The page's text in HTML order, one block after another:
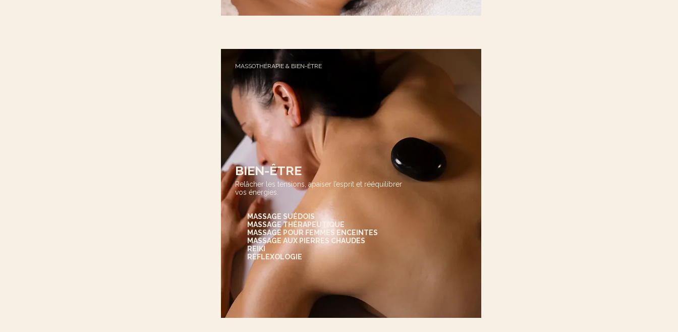
MASSOTHÉRAPIE & BIEN-ÊTRE
BIEN-ÊTRE
Relâcher les tensions, apaiser l’esprit et rééquilibrer
vos énergies.​
MASSAGE SUÉDOIS
MASSAGE THÉRAPEUTIQUE
MASSAGE POUR FEMMES ENCEINTES
MASSAGE AUX PIERRES CHAUDES
REIKI
RÉFLEXOLOGIE